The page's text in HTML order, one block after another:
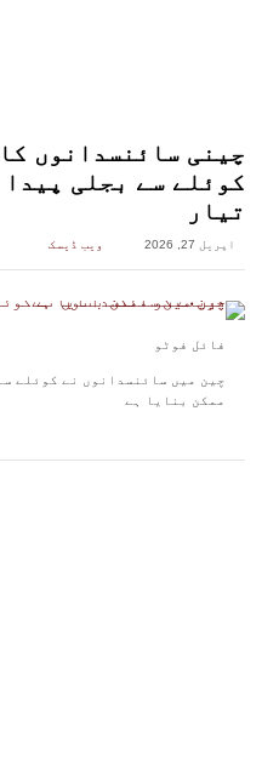
چینی سائنسدانوں
کوئلے سے بجلی
تیار
اپریل 27, 2026 ویب ڈیسک
فائل فوٹو
چین میں سائنسدانوں نے کوئلے
ممکن بنایا ہے